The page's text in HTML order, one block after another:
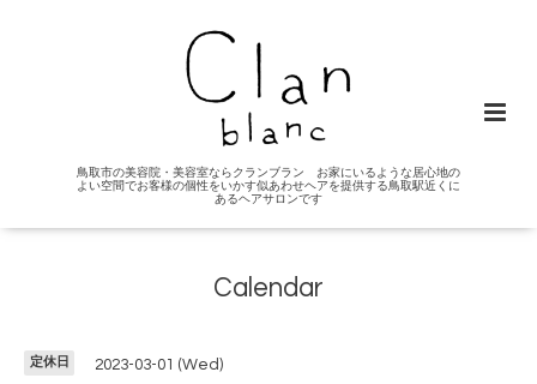
鳥取市の美容院・美容室ならクランブラン お家にいるような居心地の
よい空間でお客様の個性をいかす似あわせヘアを提供する鳥取駅近くに
あるヘアサロンです
Calendar
定休日 2023-03-01 (Wed)